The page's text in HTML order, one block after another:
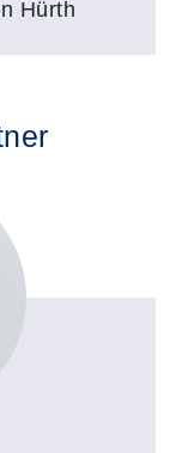
Hürth